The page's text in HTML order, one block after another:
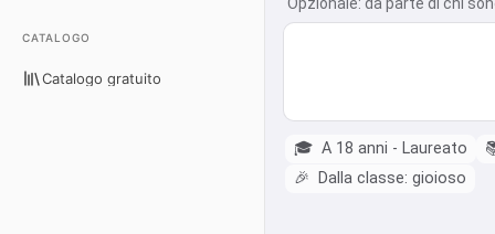
CATALOGO
Catalogo gratuito
🎓 A 18 anni - Laureato
🎉
Dalla classe: gioioso